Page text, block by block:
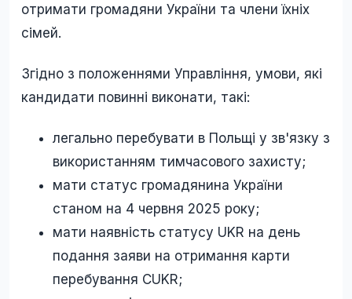
отримати громадяни України та члени їхніх
сімей.
Згідно з положеннями Управління, умови, які
кандидати повинні виконати, такі:
легально перебувати в Польщі у зв'язку з
використанням тимчасового захисту;
мати статус громадянина України
станом на 4 червня 2025 року;
мати наявність статусу UKR на день
подання заяви на отримання карти
перебування CUKR;